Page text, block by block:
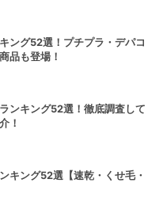
ング52選！プチプラ・デパコ
品も登場！
ンキング52選！徹底調査して
！
キング52選【速乾・くせ毛・